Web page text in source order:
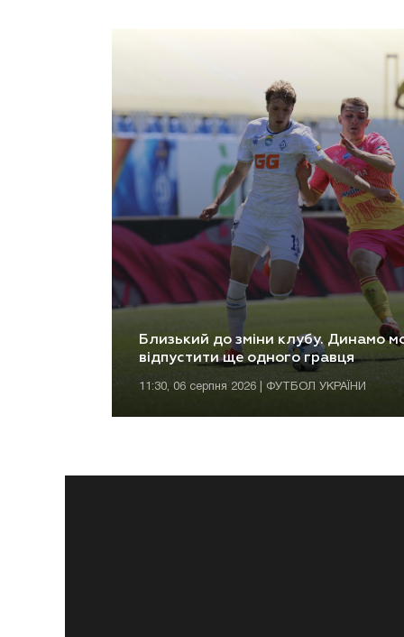
Близький до зміни клубу. Динамо
відпустити ще одного гравця
11:30, 06 серпня 2026 | ФУТБОЛ УКРАЇНИ